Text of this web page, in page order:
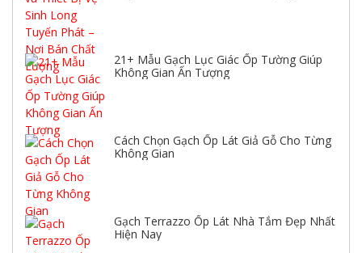
21+ Mẫu Gạch Lục Giác Ốp Tường Giúp
Không Gian Ấn Tượng
Cách Chọn Gạch Ốp Lát Giả Gỗ Cho Từng
Không Gian
Gạch Terrazzo Ốp Lát Nhà Tắm Đẹp Nhất
Hiện Nay